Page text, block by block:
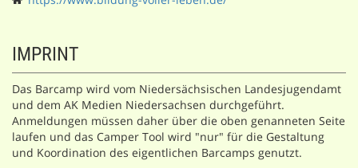
IMPRINT
Das Barcamp wird vom Niedersächsischen Landesjugendamt
und dem AK Medien Niedersachsen durchgeführt.
Anmeldungen müssen daher über die oben genanneten Seite
laufen und das Camper Tool wird "nur" für die Gestaltung
und Koordination des eigentlichen Barcamps genutzt.